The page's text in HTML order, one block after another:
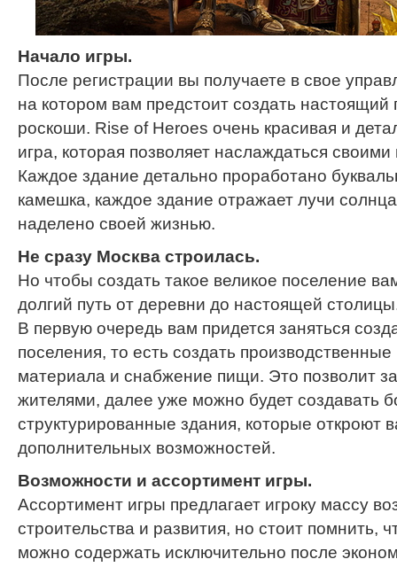
Начало игры.
После регистрации вы получаете в свое
на котором вам предстоит создать настоящий
роскоши. Rise of Heroes очень красивая и
игра, которая позволяет наслаждаться
Каждое здание детально проработано
камешка, каждое здание отражает лучи
наделено своей жизнью.
Не сразу Москва строилась.
Но чтобы создать такое великое поселение
долгий путь от деревни до настоящей
В первую очередь вам придется заняться
поселения, то есть создать
материала и снабжение пищи. Это позволит
жителями, далее уже можно будет создавать
структурированные здания, которые откроют
дополнительных возможностей.
Возможности и ассортимент игры.
Ассортимент игры предлагает игроку массу
строительства и развития, но стоит помнить,
можно содержать исключительно после